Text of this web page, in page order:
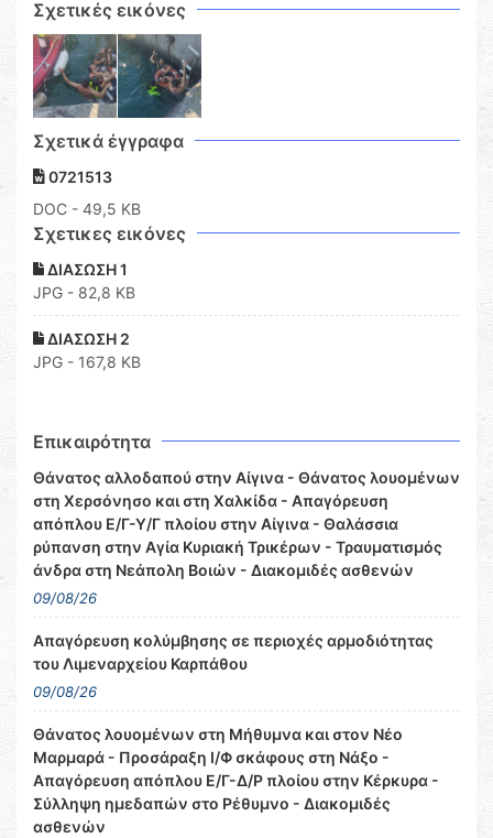
Σχετικές εικόνες
Σχετικά έγγραφα
0721513
DOC - 49,5 KB
Σχετικες εικόνες
ΔΙΑΣΩΣΗ 1
JPG - 82,8 KB
ΔΙΑΣΩΣΗ 2
JPG - 167,8 KB
Επικαιρότητα
Θάνατος αλλοδαπού στην Αίγινα - Θάνατος λουομένων
στη Χερσόνησο και στη Χαλκίδα - Απαγόρευση
απόπλου Ε/Γ-Υ/Γ πλοίου στην Αίγινα - Θαλάσσια
ρύπανση στην Αγία Κυριακή Τρικέρων - Τραυματισμός
άνδρα στη Νεάπολη Βοιών - Διακομιδές ασθενών
09/08/26
Απαγόρευση κολύμβησης σε περιοχές αρμοδιότητας
του Λιμεναρχείου Καρπάθου
09/08/26
Θάνατος λουομένων στη Μήθυμνα και στον Νέο
Μαρμαρά - Προσάραξη Ι/Φ σκάφους στη Νάξο -
Απαγόρευση απόπλου Ε/Γ-Δ/Ρ πλοίου στην Κέρκυρα -
Σύλληψη ημεδαπών στο Ρέθυμνο - Διακομιδές
ασθενών